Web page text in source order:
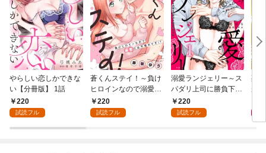
やらしい恋しかできな
い【分冊版】 1話
220
試読フル
蒼くんステイ！～負け
ヒロインなので溺愛に
は不慣れです！？～
【分冊版】 1話
220
試読フル
溺愛ランジェリー～ス
パダリ上司に勝負下着
を見られたら淫靡な恋
が始まった～【分冊
220
試読フル
死
が
っ